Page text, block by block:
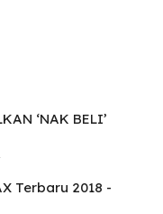
‘NAK BELI’
Terbaru 2018 -